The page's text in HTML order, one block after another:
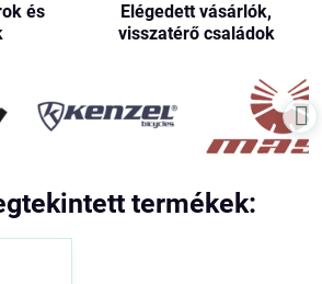
és
Elégedett vásárlók,
visszatérő családok
termékek: